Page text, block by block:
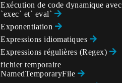
Exécution de code dynamique avec
`exec` et` eval`
Exponentiation
Expressions idiomatiques
Expressions régulières (Regex)
fichier temporaire
NamedTemporaryFile